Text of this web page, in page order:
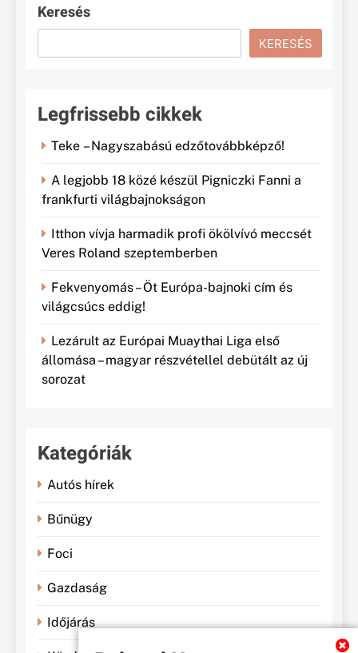
Keresés
KERESÉS
Legfrissebb cikkek
Teke – Nagyszabású edzőtovábbképző!
A legjobb 18 közé készül Pigniczki Fanni a
frankfurti világbajnokságon
Itthon vívja harmadik profi ökölvívó meccsét
Veres Roland szeptemberben
Fekvenyomás – Öt Európa-bajnoki cím és
világcsúcs eddig!
Lezárult az Európai Muaythai Liga első
állomása – magyar részvétellel debütált az új
sorozat
Kategóriák
Autós hírek
Bűnügy
Foci
Gazdaság
Időjárás